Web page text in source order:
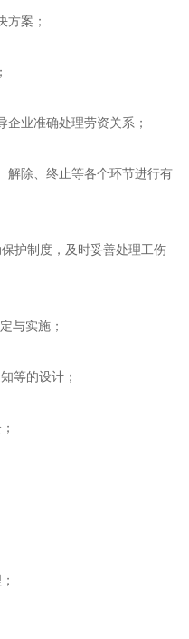
方案；
业准确处理劳资关系；
解除、终止等各个环节进行有
护制度，及时妥善处理工伤
与实施；
等的设计；